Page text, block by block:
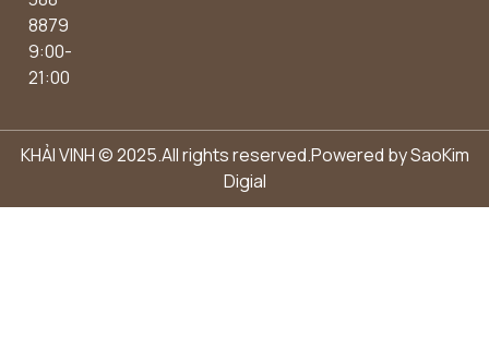
8879
9:00-
21:00
KHẢI VINH © 2025.All rights reserved.Powered bySaoKim
Digial